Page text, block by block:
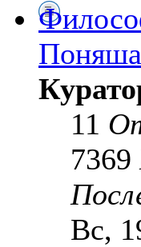
Поняша
11
7369
Вс,